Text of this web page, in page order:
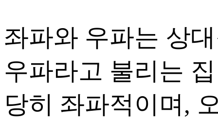
좌파와 우파는 상
우파라고 불리는
당히 좌파적이며,